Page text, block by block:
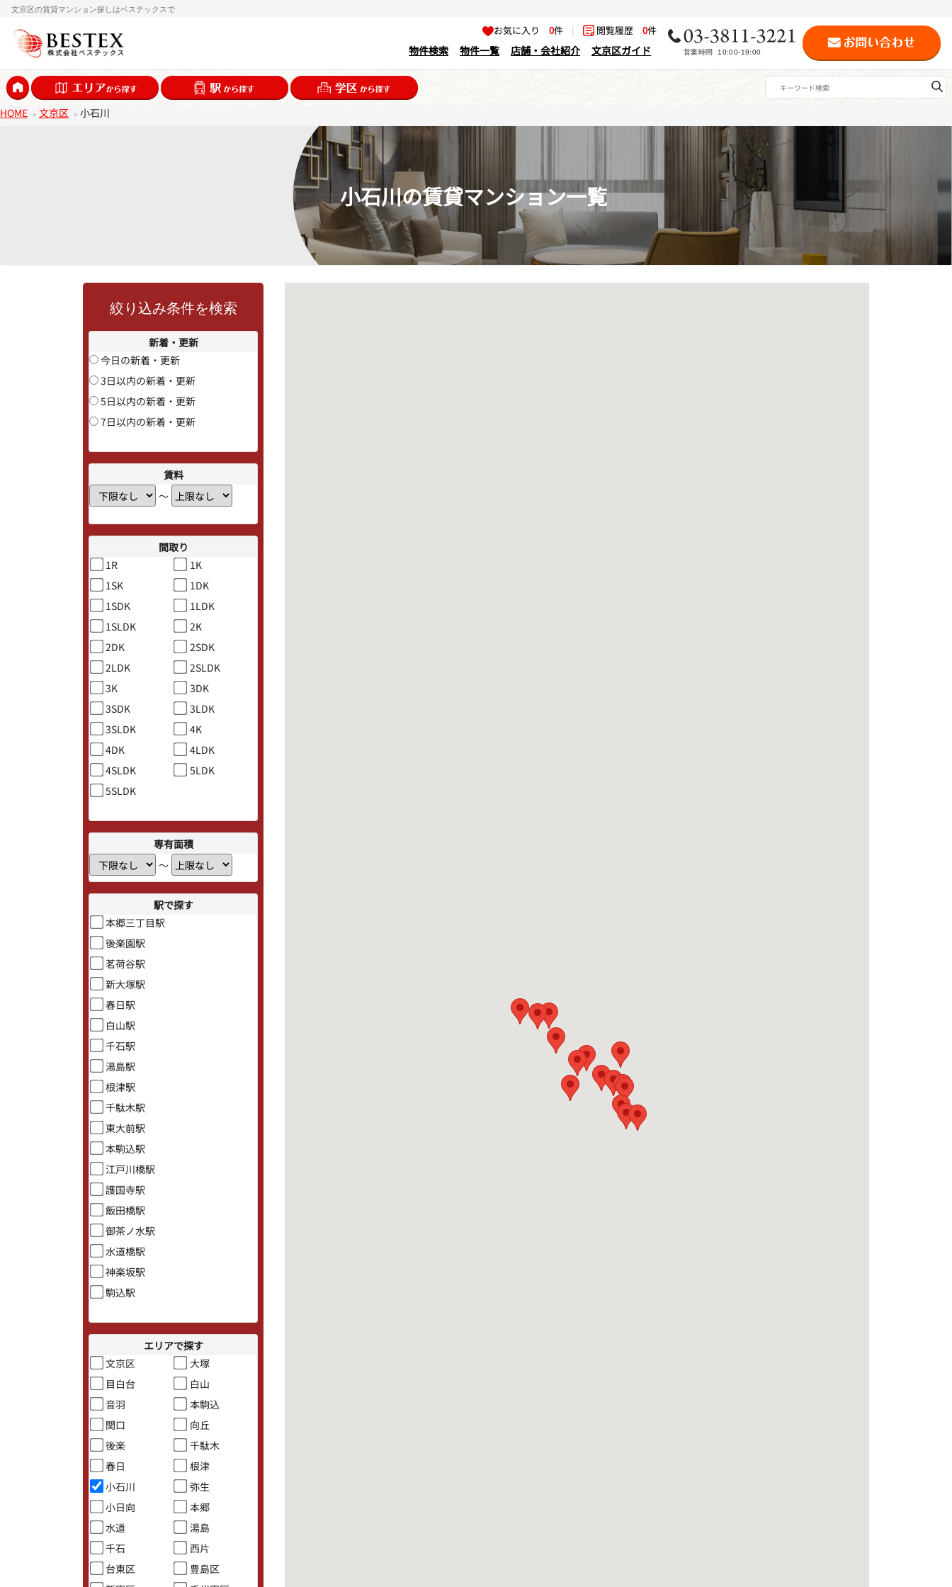
文京区の賃貸マンション探しはベステックスで
お気に入り0件 | 閲覧履歴0件
物件検索 物件一覧 店舗・会社紹介 文京区ガイド
HOME 文京区 小石川
小石川の賃貸マンション一覧
絞り込み条件を検索
新着・更新
今日の新着・更新
3日以内の新着・更新
5日以内の新着・更新
7日以内の新着・更新
賃料
〜
間取り
1R
1K
1SK
1DK
1SDK
1LDK
1SLDK
2K
2DK
2SDK
2LDK
2SLDK
3K
3DK
3SDK
3LDK
3SLDK
4K
4DK
4LDK
4SLDK
5LDK
5SLDK
専有面積
〜
駅で探す
本郷三丁目駅
後楽園駅
茗荷谷駅
新大塚駅
春日駅
白山駅
千石駅
湯島駅
根津駅
千駄木駅
東大前駅
本駒込駅
江戸川橋駅
護国寺駅
飯田橋駅
御茶ノ水駅
水道橋駅
神楽坂駅
駒込駅
エリアで探す
文京区
大塚
目白台
白山
音羽
本駒込
関口
向丘
後楽
千駄木
春日
根津
小石川
弥生
小日向
本郷
水道
湯島
千石
西片
台東区
豊島区